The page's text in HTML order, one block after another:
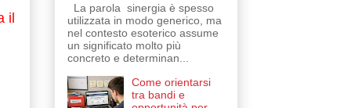
il
La parola sinergia è spesso
utilizzata in modo generico, ma
nel contesto esoterico assume
un significato molto più
concreto e determinan...
Come orientarsi
tra bandi e